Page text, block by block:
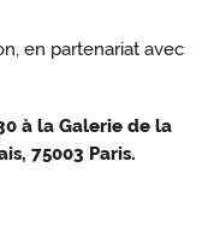
en partenariat avec
à la Galerie de la
75003 Paris.